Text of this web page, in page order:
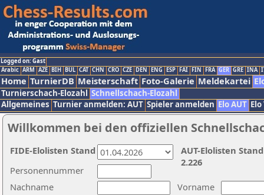
Logged on: Gast
Arabic ARM AZE BIH BUL CAT CHN CRO CZE DEN ENG ESP FAI FIN FRA GER GRE INA
Home TurnierDB Meisterschaft Foto-Galerie Meldekartei
Turnierschach-Elozahl Schnellschach-Elozahl
Allgemeines Turnier anmelden: AUT Spieler anmelden Elo AUT
Willkommen bei den offiziellen
Nachname
Vorname
Personennummer
AUT-Elolisten
2.226
FIDE-Elolisten Stand